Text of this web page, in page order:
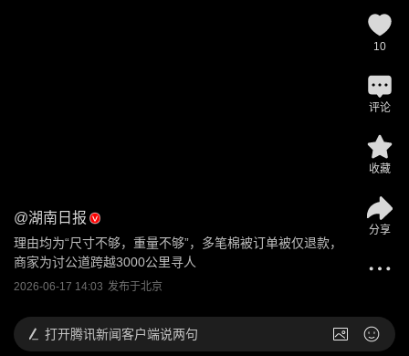
@湖南日报
理由均为“尺寸不够，重量不够”，多笔棉被订单被仅退款，
商家为讨公道跨越3000公里寻人
2026-06-17 14:03 发布于北京
10
评论
收藏
分享
打开腾讯新闻客户端说两句